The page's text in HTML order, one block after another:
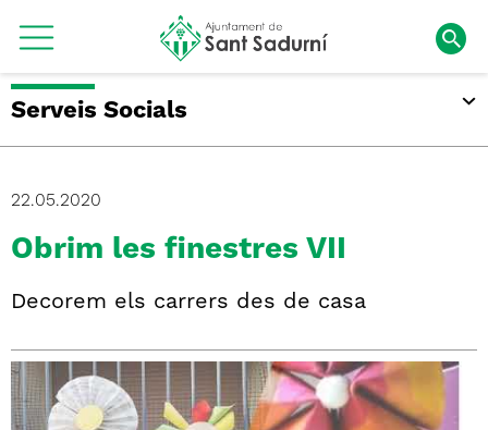
Serveis Socials
22.05.2020
Obrim les finestres VII
Decorem els carrers des de casa